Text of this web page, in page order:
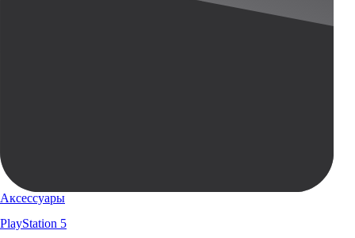
Аксессуары
PlayStation 5